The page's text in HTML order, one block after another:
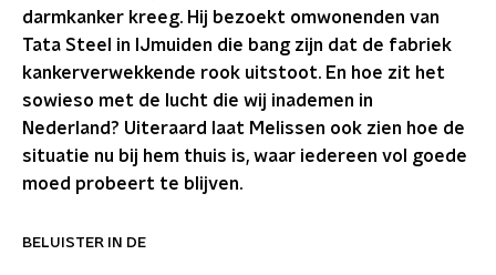
darmkanker kreeg. Hij bezoekt omwonenden van
Tata Steel in IJmuiden die bang zijn dat de fabriek
kankerverwekkende rook uitstoot. En hoe zit het
sowieso met de lucht die wij inademen in
Nederland? Uiteraard laat Melissen ook zien hoe de
situatie nu bij hem thuis is, waar iedereen vol goede
moed probeert te blijven.
BELUISTER IN DE